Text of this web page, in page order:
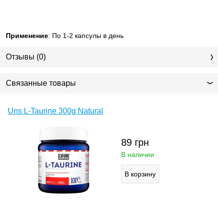
Применение: По 1-2 капсулы в день
Отзывы (0)
Связанные товары
Uns L-Taurine 300g Natural
89 грн
В наличии